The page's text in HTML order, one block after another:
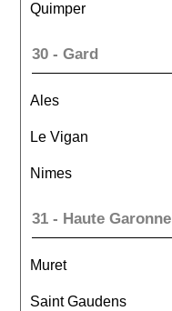
Quimper
30 - Gard
Ales
Le Vigan
Nimes
31 - Haute Garonne
Muret
Saint Gaudens